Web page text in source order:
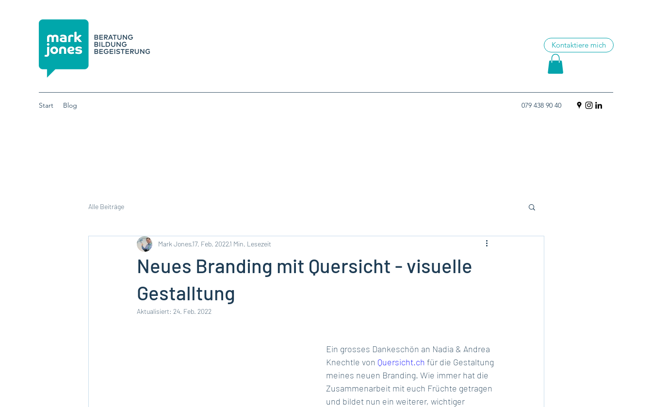
Kontaktiere mich
Start Blog 079 438 90 40
Alle Beiträge
Neues Branding mit Quersicht - visuelle
Gestalltung
Mark Jones17. Feb. 20221 Min. Lesezeit
Aktualisiert: 24. Feb. 2022
Ein grosses Dankeschön an Nadia & Andrea
Knechtle von Quersicht.ch für die Gestaltung
meines neuen Branding. Wie immer hat die
Zusammenarbeit mit euch Früchte getragen
und bildet nun ein weiterer, wichtiger